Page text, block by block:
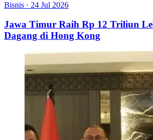
Bisnis · 24 Jul 2026
Jawa Timur Raih Rp 12 Triliun
Dagang di Hong Kong